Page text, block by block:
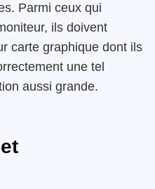
Parmi ceux qui
ils doivent
carte graphique dont ils
une tel
aussi grande.